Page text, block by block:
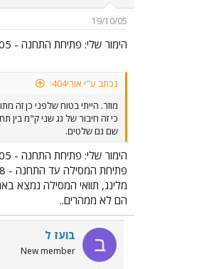
19/10/05
הימור שלי: פתיחת התחנה - 1.11.05
נכתב ע"י אורי404:
מוזר. הייתי בטוח שלפני כן זה
כי זה חיבור של גג שני ק"מ בין
שם גם שלטים.
הימור שלי: פתיחת התחנה - 1.11.05
מלינג, תוואי המסילה נמצא
הם לא ממהרים..
ב בועז ל
New member